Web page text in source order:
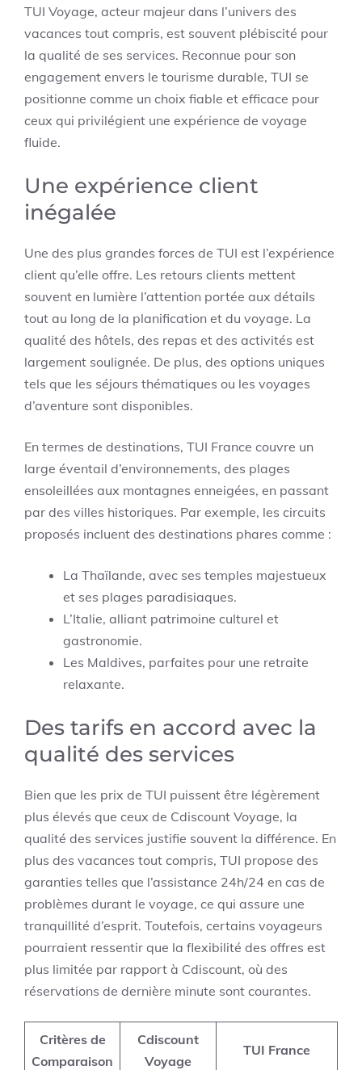
TUI Voyage, acteur majeur dans l’univers des
vacances tout compris, est souvent plébiscité pour
la qualité de ses services. Reconnue pour son
engagement envers le tourisme durable, TUI se
positionne comme un choix fiable et efficace pour
ceux qui privilégient une expérience de voyage
fluide.
Une expérience client
inégalée
Une des plus grandes forces de TUI est l’expérience
client qu’elle offre. Les retours clients mettent
souvent en lumière l’attention portée aux détails
tout au long de la planification et du voyage. La
qualité des hôtels, des repas et des activités est
largement soulignée. De plus, des options uniques
tels que les séjours thématiques ou les voyages
d’aventure sont disponibles.
En termes de destinations, TUI France couvre un
large éventail d’environnements, des plages
ensoleillées aux montagnes enneigées, en passant
par des villes historiques. Par exemple, les circuits
proposés incluent des destinations phares comme :
La Thaïlande, avec ses temples majestueux
et ses plages paradisiaques.
L’Italie, alliant patrimoine culturel et
gastronomie.
Les Maldives, parfaites pour une retraite
relaxante.
Des tarifs en accord avec la
qualité des services
Bien que les prix de TUI puissent être légèrement
plus élevés que ceux de Cdiscount Voyage, la
qualité des services justifie souvent la différence. En
plus des vacances tout compris, TUI propose des
garanties telles que l’assistance 24h/24 en cas de
problèmes durant le voyage, ce qui assure une
tranquillité d’esprit. Toutefois, certains voyageurs
pourraient ressentir que la flexibilité des offres est
plus limitée par rapport à Cdiscount, où des
réservations de dernière minute sont courantes.
Critères de
Comparaison
Cdiscount
Voyage
TUI France